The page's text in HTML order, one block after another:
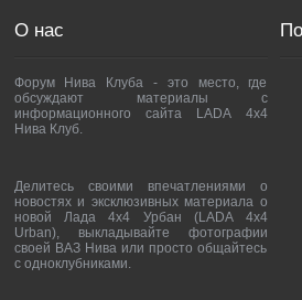
О нас
Форум Нива Клуба - это место, где
обсуждают материалы с
информационного сайта LADA 4x4
Нива Клуб.
Делитесь своими впечатлениями о
новостях и эксклюзивных материала о
новой Лада 4х4 Урбан (LADA 4x4
Urban), выкладывайте фотографии
своей ВАЗ Нива или просто общайтесь
с одноклубниками.